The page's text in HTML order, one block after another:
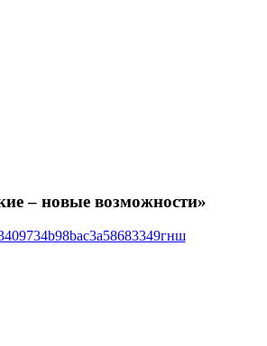
– новые возможности»